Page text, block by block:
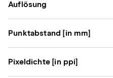
Auflösung
Punktabstand [in mm]
Pixeldichte [in ppi]